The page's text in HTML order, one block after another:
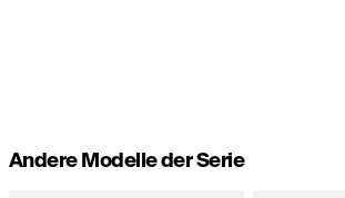
Andere Modelle der Serie